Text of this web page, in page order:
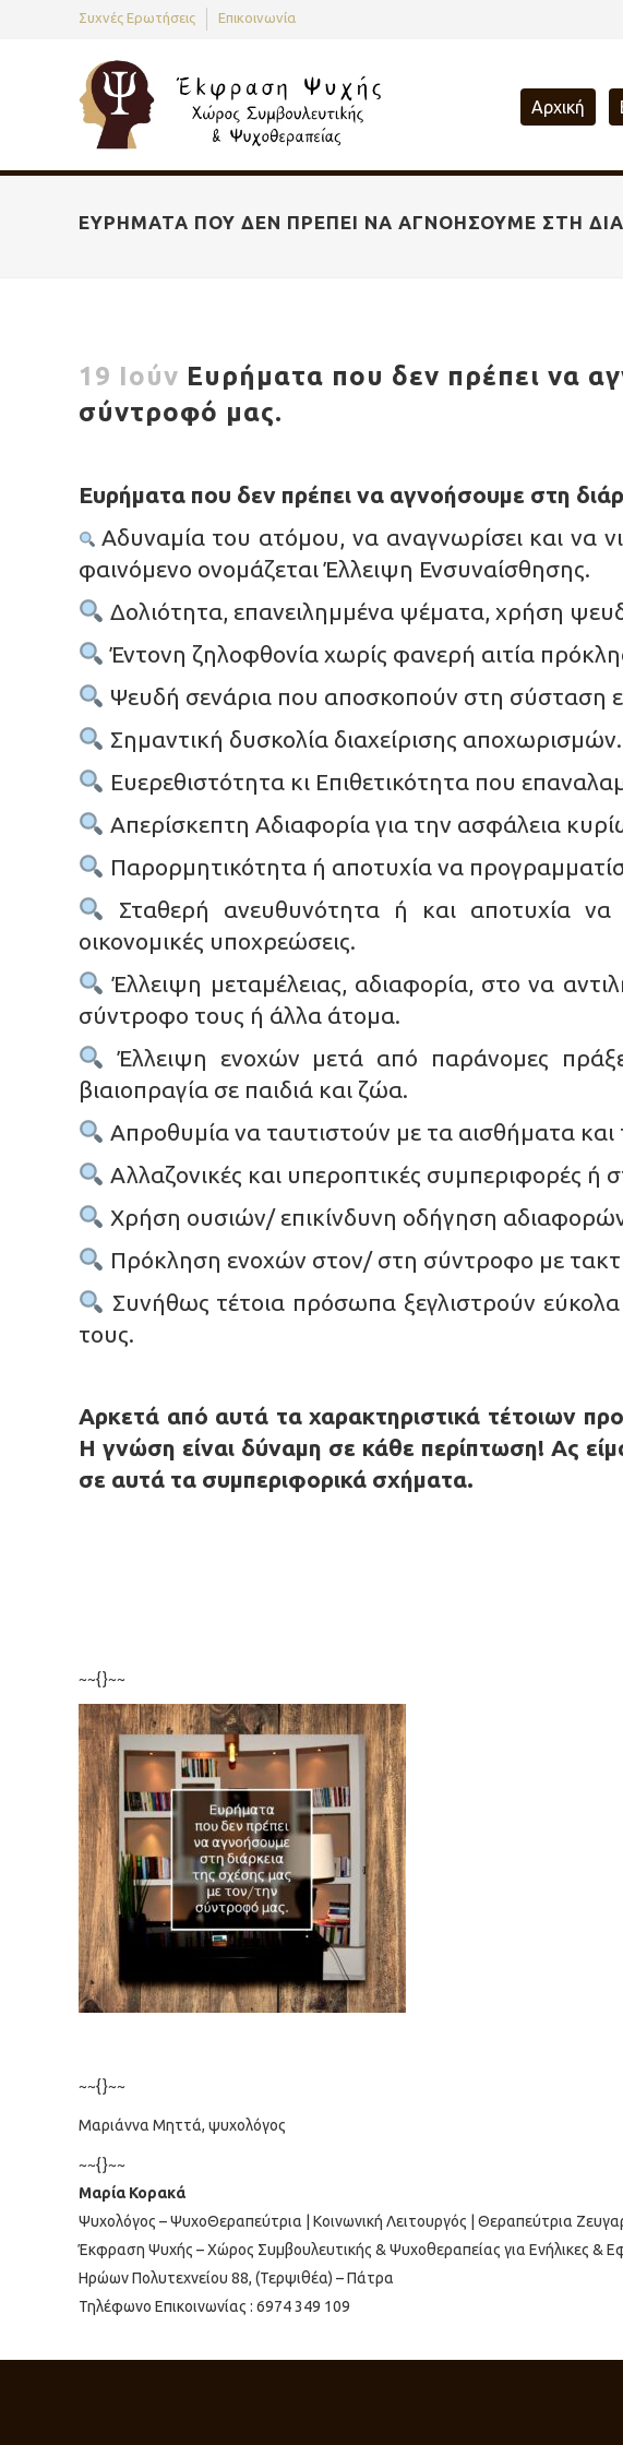
Συχνές Ερωτήσεις Επικοινωνία
Αρχική
ΕΥΡΉΜΑΤΑ ΠΟΥ ΔΕΝ ΠΡΈΠΕΙ ΝΑ ΑΓΝΟΉΣΟΥΜΕ ΣΤΗ
19 Ιούν Ευρήματα που δεν πρέπει να
σύντροφό μας.
Ευρήματα που δεν πρέπει να αγνοήσουμε στη
Αδυναμία του ατόμου, να αναγνωρίσει και να
φαινόμενο ονομάζεται Έλλειψη Ενσυναίσθησης.
Δολιότητα, επανειλημμένα ψέματα, χρήση
Έντονη ζηλοφθονία χωρίς φανερή αιτία
Ψευδή σενάρια που αποσκοπούν στη σύσταση
Σημαντική δυσκολία διαχείρισης αποχωρισμών.
Ευερεθιστότητα κι Επιθετικότητα που
Απερίσκεπτη Αδιαφορία για την ασφάλεια
Παρορμητικότητα ή αποτυχία να
Σταθερή ανευθυνότητα ή και αποτυχία
οικονομικές υποχρεώσεις.
Έλλειψη μεταμέλειας, αδιαφορία, στο να
σύντροφο τους ή άλλα άτομα.
Έλλειψη ενοχών μετά από παράνομες
βιαιοπραγία σε παιδιά και ζώα.
Απροθυμία να ταυτιστούν με τα αισθήματα
Αλλαζονικές και υπεροπτικές συμπεριφορές ή
Χρήση ουσιών/ επικίνδυνη οδήγηση
Πρόκληση ενοχών στον/ στη σύντροφο με
Συνήθως τέτοια πρόσωπα ξεγλιστρούν
τους.
Αρκετά από αυτά τα χαρακτηριστικά τέτοιων
Η γνώση είναι δύναμη σε κάθε περίπτωση! Ας
σε αυτά τα συμπεριφορικά σχήματα.
~~{}~~
~~{}~~
Μαριάννα Μηττά, ψυχολόγος
~~{}~~
Μαρία Κορακά
Ψυχολόγος – ΨυχοΘεραπεύτρια | Κοινωνική Λειτουργός | Θεραπεύτρια
Έκφραση Ψυχής – Χώρος Συμβουλευτικής & Ψυχοθεραπείας για Ενήλικες &
Ηρώων Πολυτεχνείου 88, (Τερψιθέα) – Πάτρα
Τηλέφωνο Επικοινωνίας : 6974 349 109